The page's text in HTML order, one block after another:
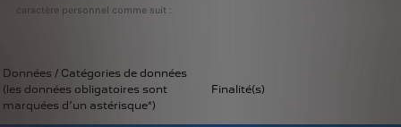
caractère personnel comme suit :
Données / Catégories de données
(les données obligatoires sont
marquées d’un astérisque*)
Finalité(s)